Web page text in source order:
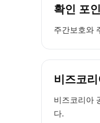
확인 포
주간보호와
비즈코
비즈코리아
다.